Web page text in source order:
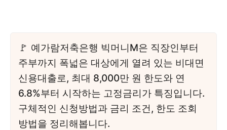
예가람저축은행 빅머니M은 직장인부터
주부까지 폭넓은 대상에게 열려 있는 비대면
신용대출로, 최대 8,000만 원 한도와 연
6.8%부터 시작하는 고정금리가 특징입니다.
구체적인 신청방법과 금리 조건, 한도 조회
방법을 정리해봅니다.